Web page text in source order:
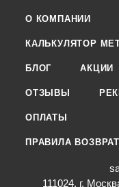
О КОМПАНИИ
КАЛЬКУЛЯТОР
БЛОГ АКЦИИ
ОТЗЫВЫ
ОПЛАТЫ
ПРАВИЛА
111024, г.